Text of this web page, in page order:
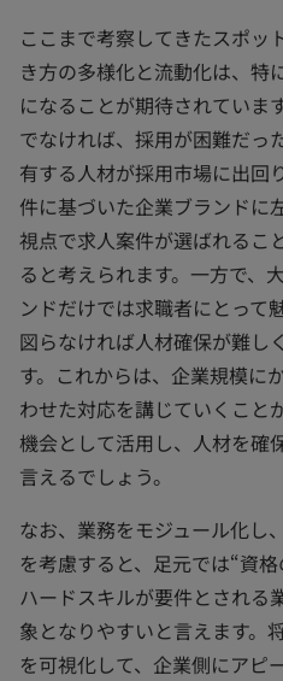
ここまで考察してきたスポッ
き方の多様化と流動化は、特
になることが期待されていま
でなければ、採用が困難だっ
有する人材が採用市場に出回
件に基づいた企業ブランドに
視点で求人案件が選ばれるこ
ると考えられます。一方で、
ンドだけでは求職者にとって
図らなければ人材確保が難し
す。これからは、企業規模に
わせた対応を講じていくこと
機会として活用し、人材を確
言えるでしょう。
なお、業務をモジュール化し
を考慮すると、足元では“資
ハードスキルが要件とされる
象となりやすいと言えます。
を可視化して、企業側にアピ